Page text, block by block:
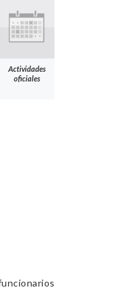
Actividades
oficiales